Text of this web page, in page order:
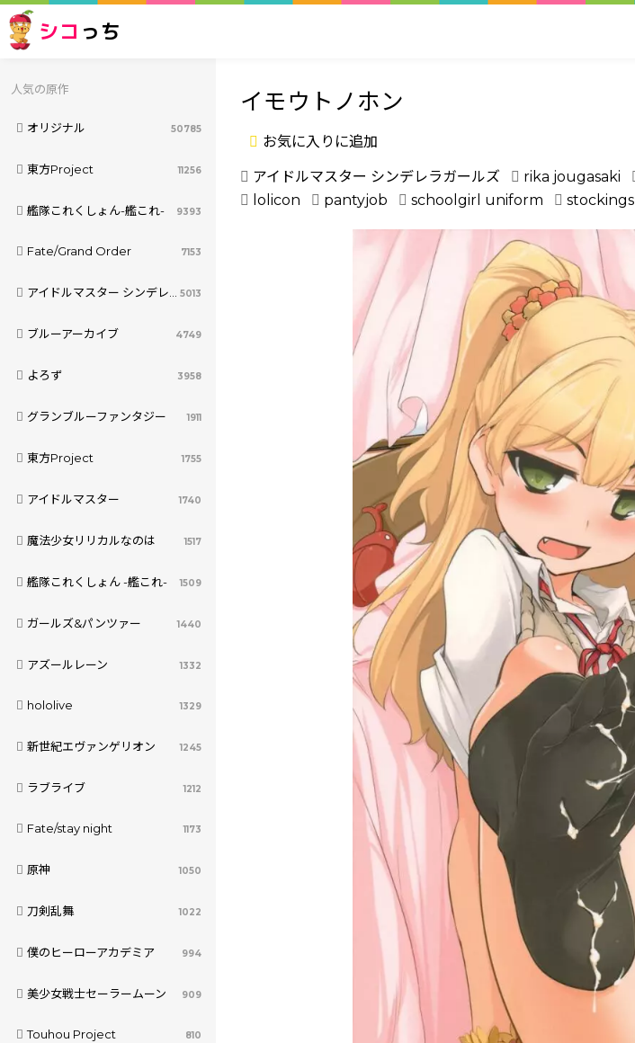
シコ っち
人気の原作
オリジナル 50785
東方Project 11256
艦隊これくしょん-艦これ- 9393
Fate/Grand Order 7153
アイドルマスター シンデレラガールズ 5013
ブルーアーカイブ 4749
よろず 3958
グランブルーファンタジー 1911
東方Project 1755
アイドルマスター 1740
魔法少女リリカルなのは 1517
艦隊これくしょん -艦これ- 1509
ガールズ&パンツァー 1440
アズールレーン 1332
hololive 1329
新世紀エヴァンゲリオン 1245
ラブライブ 1212
Fate/stay night 1173
原神 1050
刀剣乱舞 1022
僕のヒーローアカデミア 994
美少女戦士セーラームーン 909
Touhou Project 810
イモウトノホン
お気に入りに追加
アイドルマスター シンデレラガールズ rika jougasaki
lolicon
pantyjob schoolgirl uniform stockings